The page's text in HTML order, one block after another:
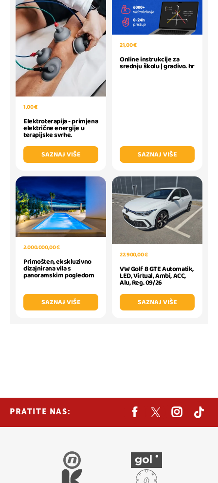
1,00 €
Elektroterapija - primjena
električne energije u
terapijske svrhe.
SAZNAJ VIŠE
21,00 €
Online instrukcije za
srednju školu | gradivo. hr
SAZNAJ VIŠE
2.000.000,00 €
Primošten, ekskluzivno
dizajnirana vila s
panoramskim pogledom
SAZNAJ VIŠE
22.900,00 €
VW Golf 8 GTE Automatik,
LED, Virtual, Ambi, ACC,
Alu, Reg. 09/26
SAZNAJ VIŠE
PRATITE NAS: